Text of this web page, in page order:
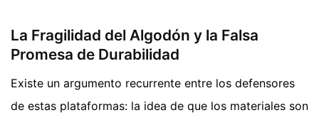
La Fragilidad del Algodón y la Falsa
Promesa de Durabilidad
Existe un argumento recurrente entre los defensores
de estas plataformas: la idea de que los materiales son